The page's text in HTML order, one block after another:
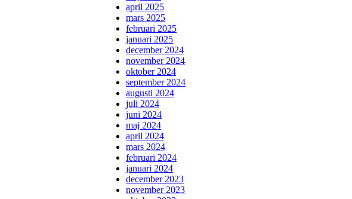
april 2025
mars 2025
februari 2025
januari 2025
december 2024
november 2024
oktober 2024
september 2024
augusti 2024
juli 2024
juni 2024
maj 2024
april 2024
mars 2024
februari 2024
januari 2024
december 2023
november 2023